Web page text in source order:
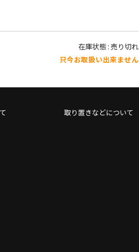
在庫状態 : 売り切れ
只今お取扱い出来ません
取り置きなどについて